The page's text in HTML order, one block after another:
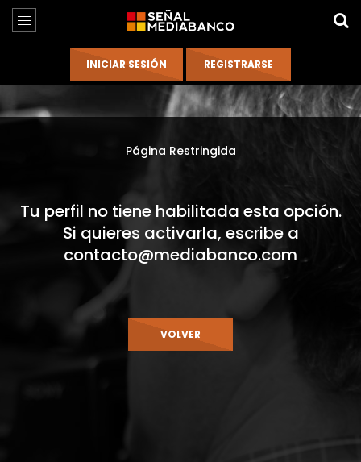
Página Restringida
Tu perfil no tiene habilitada esta opción.
Si quieres activarla, escribe a
contacto@mediabanco.com